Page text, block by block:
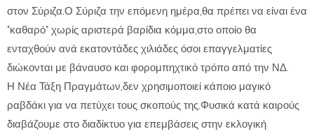
στον Σύριζα.Ο Σύριζα την επόμενη ημέρα,θα πρέπει να είναι ένα
"καθαρό" χωρίς αριστερά βαρίδια κόμμα,στο οποίο θα
ενταχθούν ανά εκατοντάδες χιλιάδες όσοι επαγγελματίες
διώκονται με βάναυσο και φορομπηχτικό τρόπο από την ΝΔ.
Η Νέα Τάξη Πραγμάτων,δεν χρησιμοποιεί κάποιο μαγικό
ραβδάκι για να πετύχει τους σκοπούς της.Φυσικά κατά καιρούς
διαβάζουμε στο διαδίκτυο για επεμβάσεις στην εκλογική